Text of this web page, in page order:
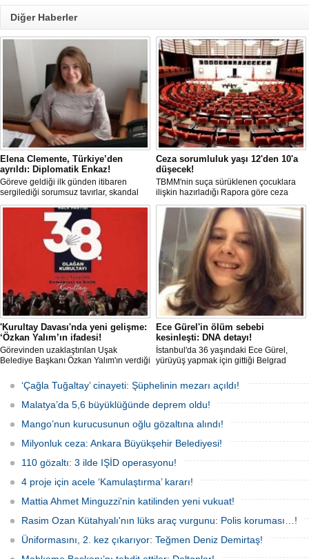
Diğer Haberler
Elena Clemente, Türkiye’den
ayrıldı: Diplomatik Enkaz!
Göreve geldiği ilk günden itibaren
sergilediği sorumsuz tavırlar, skandal
kararlar ve özellikle Türk öğrencilere
uyguladığı vize ambargosuyla tepkilerin
odağında olan İtalya’nın İstanbul
Başkonsolosu Elena Clemente’nin
Türkiye’deki görevi nihayet sona erdi.
Ceza sorumluluk yaşı 12'den 10'a
düşecek!
TBMM'nin suça sürüklenen çocuklara
ilişkin hazırladığı Rapora göre ceza
sorumluluğu yaşının; 12'den 10'a
düşürülmesi planlanıyor.
'Kurultay Davası'nda yeni gelişme:
‘Özkan Yalım’ın ifadesi!
Görevinden uzaklaştırılan Uşak
Belediye Başkanı Özkan Yalım'ın verdiği
Ece Gürel'in ölüm sebebi
kesinleşti: DNA detayı!
İstanbul'da 36 yaşındaki Ece Gürel,
yürüyüş yapmak için gittiği Belgrad
karıştı. 4 gün sonra sağ bulunan ancak
kaldırıldığı hastanede hayatını
kaybeden Ece'nin ölümüyle ilgili
soruşturma tamamlanırken, dikkat
çeken detaylar yer aldı.
‘Çağla Tuğaltay’ cinayeti: Şüphelinin mezarı açıldı!
Malatya’da 5,6 büyüklüğünde deprem oldu!
Mango’nun kurucusunun oğlu gözaltına alındı!
Milyonluk ceza: Ankara Büyükşehir Belediyesi!
110 gözaltı: 3 ilde IŞİD operasyonu!
4 proje için acele ‘Kamulaştırma’ kararı!
Mattia Ahmet Minguzzi'nin katilinden yeni vukuat!
Rasim Ozan Kütahyalı'nın lüks araç vurgunu: Polis koruması…!
Üniformasını, 2. kez çıkarıyor: Teğmen Deniz Demirtaş!